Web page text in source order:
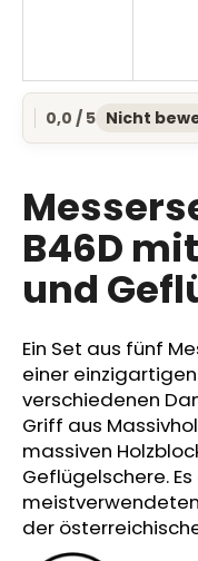
Die
durchschnittliche
ist
0,0
von
5
Sternen.
0,0 / 5 Nicht
B46D
und
Ein Set aus fünf
einer
verschiedenen
Griff aus
massiven
Geflügelschere.
der
r
e
m
p
e
h
l
e
n